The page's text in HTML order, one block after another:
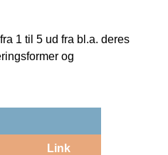
1 til 5 ud fra bl.a. deres
og
Link